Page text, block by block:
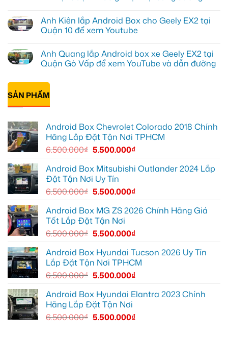
tại
Quận
1,
giải
trí
độ
bi
gầm
cho
Ford
Everest
Đức
cần
ánh
sáng
bình
luận
ở
lắp
Camera
hành
Suzuki
XL7
tại
ghi
mọi
cung
Anh Kiên lắp Android Box cho Geely EX2 tại
Quận 10 để xem Youtube
bình
luận
ở
Android
Box
cho
tại
Quận
xem
Anh Quang lắp Android box xe Geely EX2 tại
Quận Gò Vấp để xem YouTube và dẫn đường
có
luận
ở
Anh
Android
box
Geely
EX2
Quận
Gò
Vấp
xem
dẫn
đường
SẢN PHẨM
Android Box Chevrolet Colorado 2018 Chính
Hãng Lắp Đặt Tận Nơi TPHCM
6.500.000₫ 5.500.000₫
Android Box Mitsubishi Outlander 2024 Lắp
Đặt Tận Nơi Uy Tín
6.500.000₫ 5.500.000₫
Android Box MG ZS 2026 Chính Hãng Giá
Tốt Lắp Đặt Tận Nơi
6.500.000₫ 5.500.000₫
Android Box Hyundai Tucson 2026 Uy Tín
Lắp Đặt Tận Nơi TPHCM
6.500.000₫ 5.500.000₫
Android Box Hyundai Elantra 2023 Chính
Hãng Lắp Đặt Tận Nơi
6.500.000₫ 5.500.000₫